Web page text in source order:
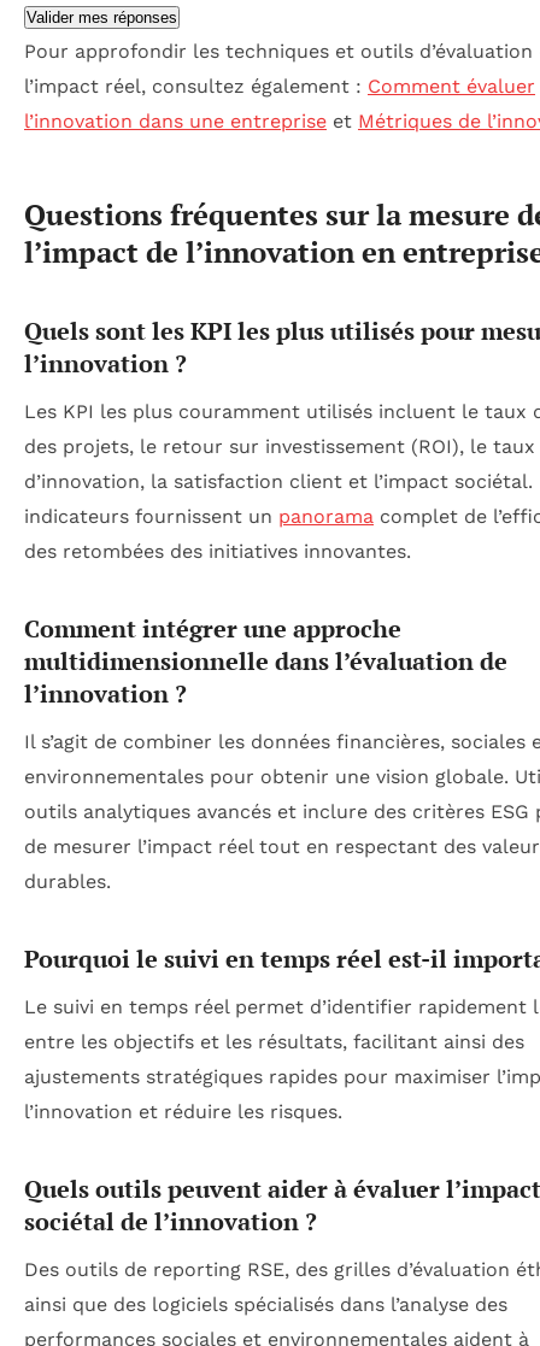
Valider mes réponses
Pour approfondir les techniques et outils d’évaluation
l’impact réel, consultez également : Comment évaluer
l’innovation dans une entreprise et Métriques de
Questions fréquentes sur la mesure
l’impact de l’innovation en
Quels sont les KPI les plus utilisés pour
l’innovation ?
Les KPI les plus couramment utilisés incluent le taux
des projets, le retour sur investissement (ROI), le taux
d’innovation, la satisfaction client et l’impact sociétal.
indicateurs fournissent un panorama complet de
des retombées des initiatives innovantes.
Comment intégrer une approche
multidimensionnelle dans l’évaluation de
l’innovation ?
Il s’agit de combiner les données financières, sociales
environnementales pour obtenir une vision globale.
outils analytiques avancés et inclure des critères ESG
de mesurer l’impact réel tout en respectant des
durables.
Pourquoi le suivi en temps réel est-il
Le suivi en temps réel permet d’identifier rapidement
entre les objectifs et les résultats, facilitant ainsi des
ajustements stratégiques rapides pour maximiser
l’innovation et réduire les risques.
Quels outils peuvent aider à évaluer l’impact
sociétal de l’innovation ?
Des outils de reporting RSE, des grilles d’évaluation
ainsi que des logiciels spécialisés dans l’analyse des
performances sociales et environnementales aident à